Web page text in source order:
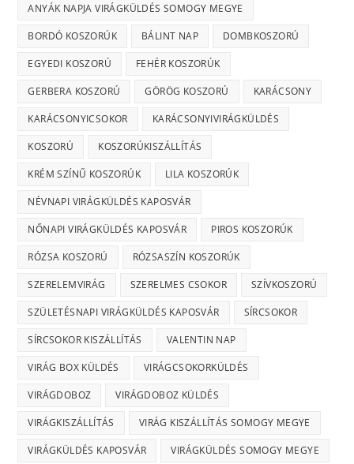
ANYÁK NAPJA VIRÁGKÜLDÉS SOMOGY MEGYE
BORDÓ KOSZORÚK BÁLINT NAP DOMBKOSZORÚ
EGYEDI KOSZORÚ FEHÉR KOSZORÚK
GERBERA KOSZORÚ GÖRÖG KOSZORÚ KARÁCSONY
KARÁCSONYICSOKOR KARÁCSONYIVIRÁGKÜLDÉS
KOSZORÚ KOSZORÚKISZÁLLÍTÁS
KRÉM SZÍNŰ KOSZORÚK LILA KOSZORÚK
NÉVNAPI VIRÁGKÜLDÉS KAPOSVÁR
NŐNAPI VIRÁGKÜLDÉS KAPOSVÁR PIROS KOSZORÚK
RÓZSA KOSZORÚ RÓZSASZÍN KOSZORÚK
SZERELEMVIRÁG SZERELMES CSOKOR SZÍVKOSZORÚ
SZÜLETÉSNAPI VIRÁGKÜLDÉS KAPOSVÁR SÍRCSOKOR
SÍRCSOKOR KISZÁLLÍTÁS VALENTIN NAP
VIRÁG BOX KÜLDÉS VIRÁGCSOKORKÜLDÉS
VIRÁGDOBOZ VIRÁGDOBOZ KÜLDÉS
VIRÁGKISZÁLLÍTÁS VIRÁG KISZÁLLÍTÁS SOMOGY MEGYE
VIRÁGKÜLDÉS KAPOSVÁR VIRÁGKÜLDÉS SOMOGY MEGYE